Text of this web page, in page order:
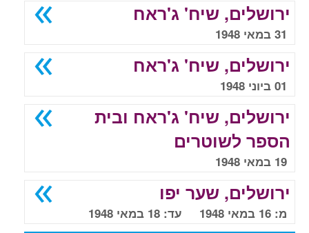
ירושלים, שיח' ג'ראח
31 במאי 1948
ירושלים, שיח' ג'ראח
01 ביוני 1948
ירושלים, שיח' ג'ראח ובית
הספר לשוטרים
19 במאי 1948
ירושלים, שער יפו
מ: 16 במאי 1948 עד: 18 במאי 1948